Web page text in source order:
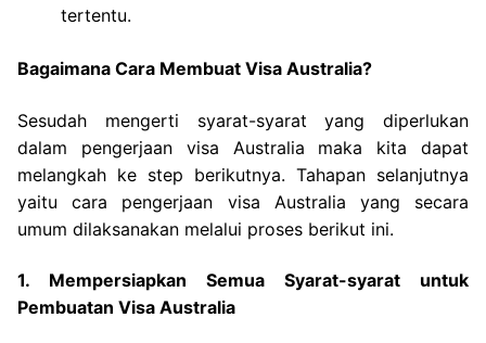
tertentu.
Bagaimana Cara Membuat Visa Australia?
Sesudah mengerti syarat-syarat yang diperlukan
dalam pengerjaan visa Australia maka kita dapat
melangkah ke step berikutnya. Tahapan selanjutnya
yaitu cara pengerjaan visa Australia yang secara
umum dilaksanakan melalui proses berikut ini.
1. Mempersiapkan Semua Syarat-syarat untuk
Pembuatan Visa Australia